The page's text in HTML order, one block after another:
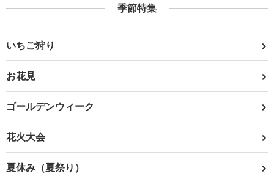
季節特集
いちご狩り
お花見
ゴールデンウィーク
花火大会
夏休み（夏祭り）